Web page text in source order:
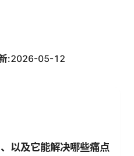
:2026-05-12
以及它能解决哪些痛点